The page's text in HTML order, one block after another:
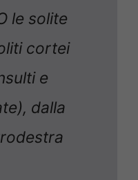
le solite
cortei
e
dalla